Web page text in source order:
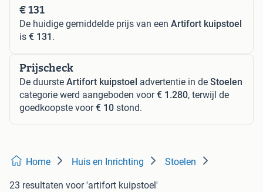
€ 131
De huidige gemiddelde prijs van een Artifort kuipstoel
is € 131 .
Prijscheck
De duurste Artifort kuipstoel advertentie in de Stoelen
categorie werd aangeboden voor€ 1.280, terwijl de
goedkoopste voor€ 10 stond.
Home Huis en Inrichting Stoelen
23 resultaten voor 'artifort kuipstoel'